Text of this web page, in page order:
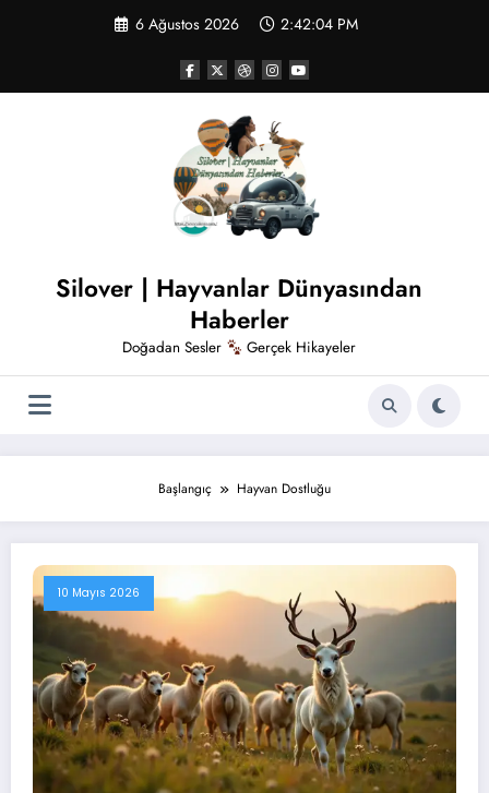
6 Ağustos 2026 2:42:05 PM
Silover | Hayvanlar Dünyasından
Haberler
Doğadan Sesler Gerçek Hikayeler
Başlangıç Hayvan Dostluğu
10 Mayıs 2026